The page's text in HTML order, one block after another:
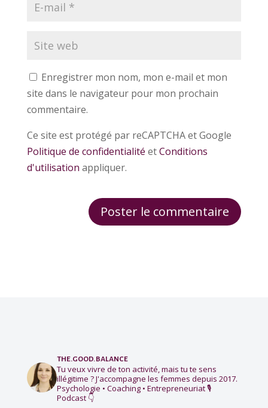
Enregistrer mon nom, mon e-mail et mon
site dans le navigateur pour mon prochain
commentaire.
Ce site est protégé par reCAPTCHA et Google
Politique de confidentialité etConditions
d'utilisation appliquer.
the.good.balance
Tu veux vivre de ton activité, mais tu te sens
illégitime ?J'accompagne les femmes depuis 2017.
Psychologie • Coaching • Entrepreneuriat🎙️
Podcast 👇